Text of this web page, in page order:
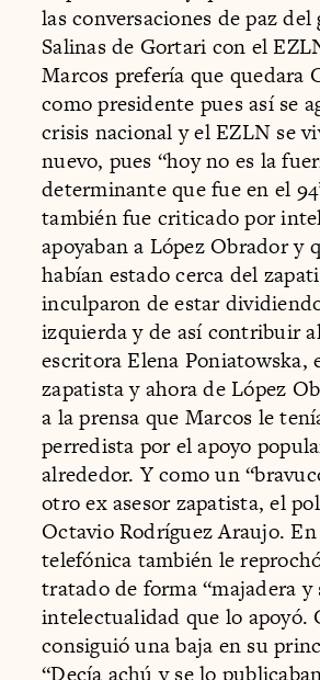
las conversaciones de paz
Salinas de Gortari con el
Marcos prefería que quedara
como presidente pues así se
crisis nacional y el EZLN se
nuevo, pues “hoy no es la
determinante que fue en el
también fue criticado por
apoyaban a López Obrador y
habían estado cerca del
inculparon de estar
izquierda y de así contribuir
escritora Elena Poniatowska,
zapatista y ahora de López
a la prensa que Marcos le
perredista por el apoyo
alrededor. Y como un
otro ex asesor zapatista, el
Octavio Rodríguez Araujo.
telefónica también le
tratado de forma “majadera y
intelectualidad que lo apoyó.
consiguió una baja en su